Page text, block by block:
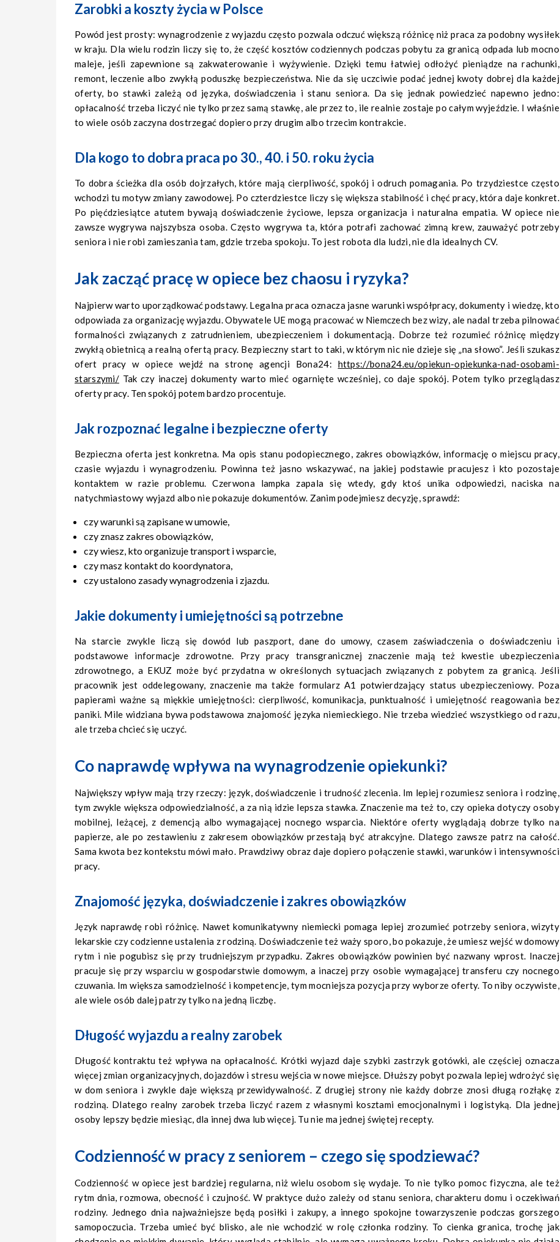
Zarobki a koszty życia w Polsce
Powód jest prosty: wynagrodzenie z wyjazdu często pozwala odczuć większą różnicę niż praca za podobny wysiłek
w kraju. Dla wielu rodzin liczy się to, że część kosztów codziennych podczas pobytu za granicą odpada lub mocno
maleje, jeśli zapewnione są zakwaterowanie i wyżywienie. Dzięki temu łatwiej odłożyć pieniądze na rachunki,
remont, leczenie albo zwykłą poduszkę bezpieczeństwa. Nie da się uczciwie podać jednej kwoty dobrej dla każdej
oferty, bo stawki zależą od języka, doświadczenia i stanu seniora. Da się jednak powiedzieć napewno jedno:
opłacalność trzeba liczyć nie tylko przez samą stawkę, ale przez to, ile realnie zostaje po całym wyjeździe. I właśnie
to wiele osób zaczyna dostrzegać dopiero przy drugim albo trzecim kontrakcie.
Dla kogo to dobra praca po 30., 40. i 50. roku życia
To dobra ścieżka dla osób dojrzałych, które mają cierpliwość, spokój i odruch pomagania. Po trzydziestce często
wchodzi tu motyw zmiany zawodowej. Po czterdziestce liczy się większa stabilność i chęć pracy, która daje konkret.
Po pięćdziesiątce atutem bywają doświadczenie życiowe, lepsza organizacja i naturalna empatia. W opiece nie
zawsze wygrywa najszybsza osoba. Często wygrywa ta, która potrafi zachować zimną krew, zauważyć potrzeby
seniora i nie robi zamieszania tam, gdzie trzeba spokoju. To jest robota dla ludzi, nie dla idealnych CV.
Jak zacząć pracę w opiece bez chaosu i ryzyka?
Najpierw warto uporządkować podstawy. Legalna praca oznacza jasne warunki współpracy, dokumenty i wiedzę, kto
odpowiada za organizację wyjazdu. Obywatele UE mogą pracować w Niemczech bez wizy, ale nadal trzeba pilnować
formalności związanych z zatrudnieniem, ubezpieczeniem i dokumentacją. Dobrze też rozumieć różnicę między
zwykłą obietnicą a realną ofertą pracy. Bezpieczny start to taki, w którym nic nie dzieje się „na słowo”. Jeśli szukasz
ofert pracy w opiece wejdź na stronę agencji Bona24: https://bona24.eu/opiekun-opiekunka-nad-osobami-
starszymi/ Tak czy inaczej dokumenty warto mieć ogarnięte wcześniej, co daje spokój. Potem tylko przeglądasz
oferty pracy. Ten spokój potem bardzo procentuje.
Jak rozpoznać legalne i bezpieczne oferty
Bezpieczna oferta jest konkretna. Ma opis stanu podopiecznego, zakres obowiązków, informację o miejscu pracy,
czasie wyjazdu i wynagrodzeniu. Powinna też jasno wskazywać, na jakiej podstawie pracujesz i kto pozostaje
kontaktem w razie problemu. Czerwona lampka zapala się wtedy, gdy ktoś unika odpowiedzi, naciska na
natychmiastowy wyjazd albo nie pokazuje dokumentów. Zanim podejmiesz decyzję, sprawdź:
czy warunki są zapisane w umowie,
czy znasz zakres obowiązków,
czy wiesz, kto organizuje transport i wsparcie,
czy masz kontakt do koordynatora,
czy ustalono zasady wynagrodzenia i zjazdu.
Jakie dokumenty i umiejętności są potrzebne
Na starcie zwykle liczą się dowód lub paszport, dane do umowy, czasem zaświadczenia o doświadczeniu i
podstawowe informacje zdrowotne. Przy pracy transgranicznej znaczenie mają też kwestie ubezpieczenia
zdrowotnego, a EKUZ może być przydatna w określonych sytuacjach związanych z pobytem za granicą. Jeśli
pracownik jest oddelegowany, znaczenie ma także formularz A1 potwierdzający status ubezpieczeniowy. Poza
papierami ważne są miękkie umiejętności: cierpliwość, komunikacja, punktualność i umiejętność reagowania bez
paniki. Mile widziana bywa podstawowa znajomość języka niemieckiego. Nie trzeba wiedzieć wszystkiego od razu,
ale trzeba chcieć się uczyć.
Co naprawdę wpływa na wynagrodzenie opiekunki?
Największy wpływ mają trzy rzeczy: język, doświadczenie i trudność zlecenia. Im lepiej rozumiesz seniora i rodzinę,
tym zwykle większa odpowiedzialność, a za nią idzie lepsza stawka. Znaczenie ma też to, czy opieka dotyczy osoby
mobilnej, leżącej, z demencją albo wymagającej nocnego wsparcia. Niektóre oferty wyglądają dobrze tylko na
papierze, ale po zestawieniu z zakresem obowiązków przestają być atrakcyjne. Dlatego zawsze patrz na całość.
Sama kwota bez kontekstu mówi mało. Prawdziwy obraz daje dopiero połączenie stawki, warunków i intensywności
pracy.
Znajomość języka, doświadczenie i zakres obowiązków
Język naprawdę robi różnicę. Nawet komunikatywny niemiecki pomaga lepiej zrozumieć potrzeby seniora, wizyty
lekarskie czy codzienne ustalenia z rodziną. Doświadczenie też waży sporo, bo pokazuje, że umiesz wejść w domowy
rytm i nie pogubisz się przy trudniejszym przypadku. Zakres obowiązków powinien być nazwany wprost. Inaczej
pracuje się przy wsparciu w gospodarstwie domowym, a inaczej przy osobie wymagającej transferu czy nocnego
czuwania. Im większa samodzielność i kompetencje, tym mocniejsza pozycja przy wyborze oferty. To niby oczywiste,
ale wiele osób dalej patrzy tylko na jedną liczbę.
Długość wyjazdu a realny zarobek
Długość kontraktu też wpływa na opłacalność. Krótki wyjazd daje szybki zastrzyk gotówki, ale częściej oznacza
więcej zmian organizacyjnych, dojazdów i stresu wejścia w nowe miejsce. Dłuższy pobyt pozwala lepiej wdrożyć się
w dom seniora i zwykle daje większą przewidywalność. Z drugiej strony nie każdy dobrze znosi długą rozłąkę z
rodziną. Dlatego realny zarobek trzeba liczyć razem z własnymi kosztami emocjonalnymi i logistyką. Dla jednej
osoby lepszy będzie miesiąc, dla innej dwa lub więcej. Tu nie ma jednej świętej recepty.
Codzienność w pracy z seniorem – czego się spodziewać?
Codzienność w opiece jest bardziej regularna, niż wielu osobom się wydaje. To nie tylko pomoc fizyczna, ale też
rytm dnia, rozmowa, obecność i czujność. W praktyce dużo zależy od stanu seniora, charakteru domu i oczekiwań
rodziny. Jednego dnia najważniejsze będą posiłki i zakupy, a innego spokojne towarzyszenie podczas gorszego
samopoczucia. Trzeba umieć być blisko, ale nie wchodzić w rolę członka rodziny. To cienka granica, trochę jak